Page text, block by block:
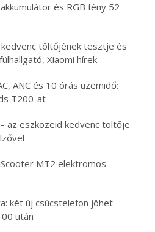
és RGB fény 52
töltőjének tesztje és
Xiaomi hírek
ANC és 10 órás üzemidő:
T200-at
az eszközeid kedvenc töltője
MT2 elektromos
két új csúcstelefon jöhet
után